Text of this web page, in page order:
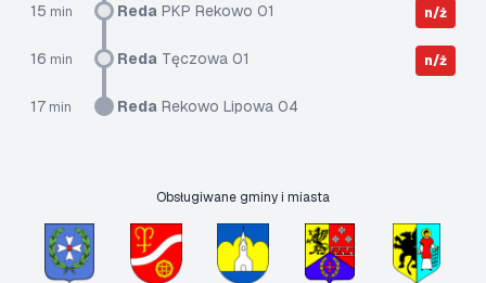
15 min Reda PKP Rekowo 01 n/ż
16 min Reda Tęczowa 01 n/ż
17 min Reda Rekowo Lipowa 04
Obsługiwane gminy i miasta